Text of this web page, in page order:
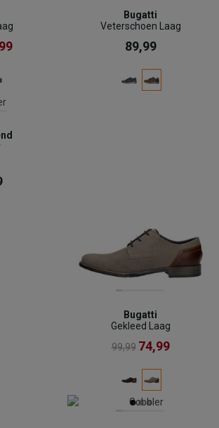
Bugatti
Veterschoen Laag
89,99
Bugatti
Gekleed Laag
99,99 74,99